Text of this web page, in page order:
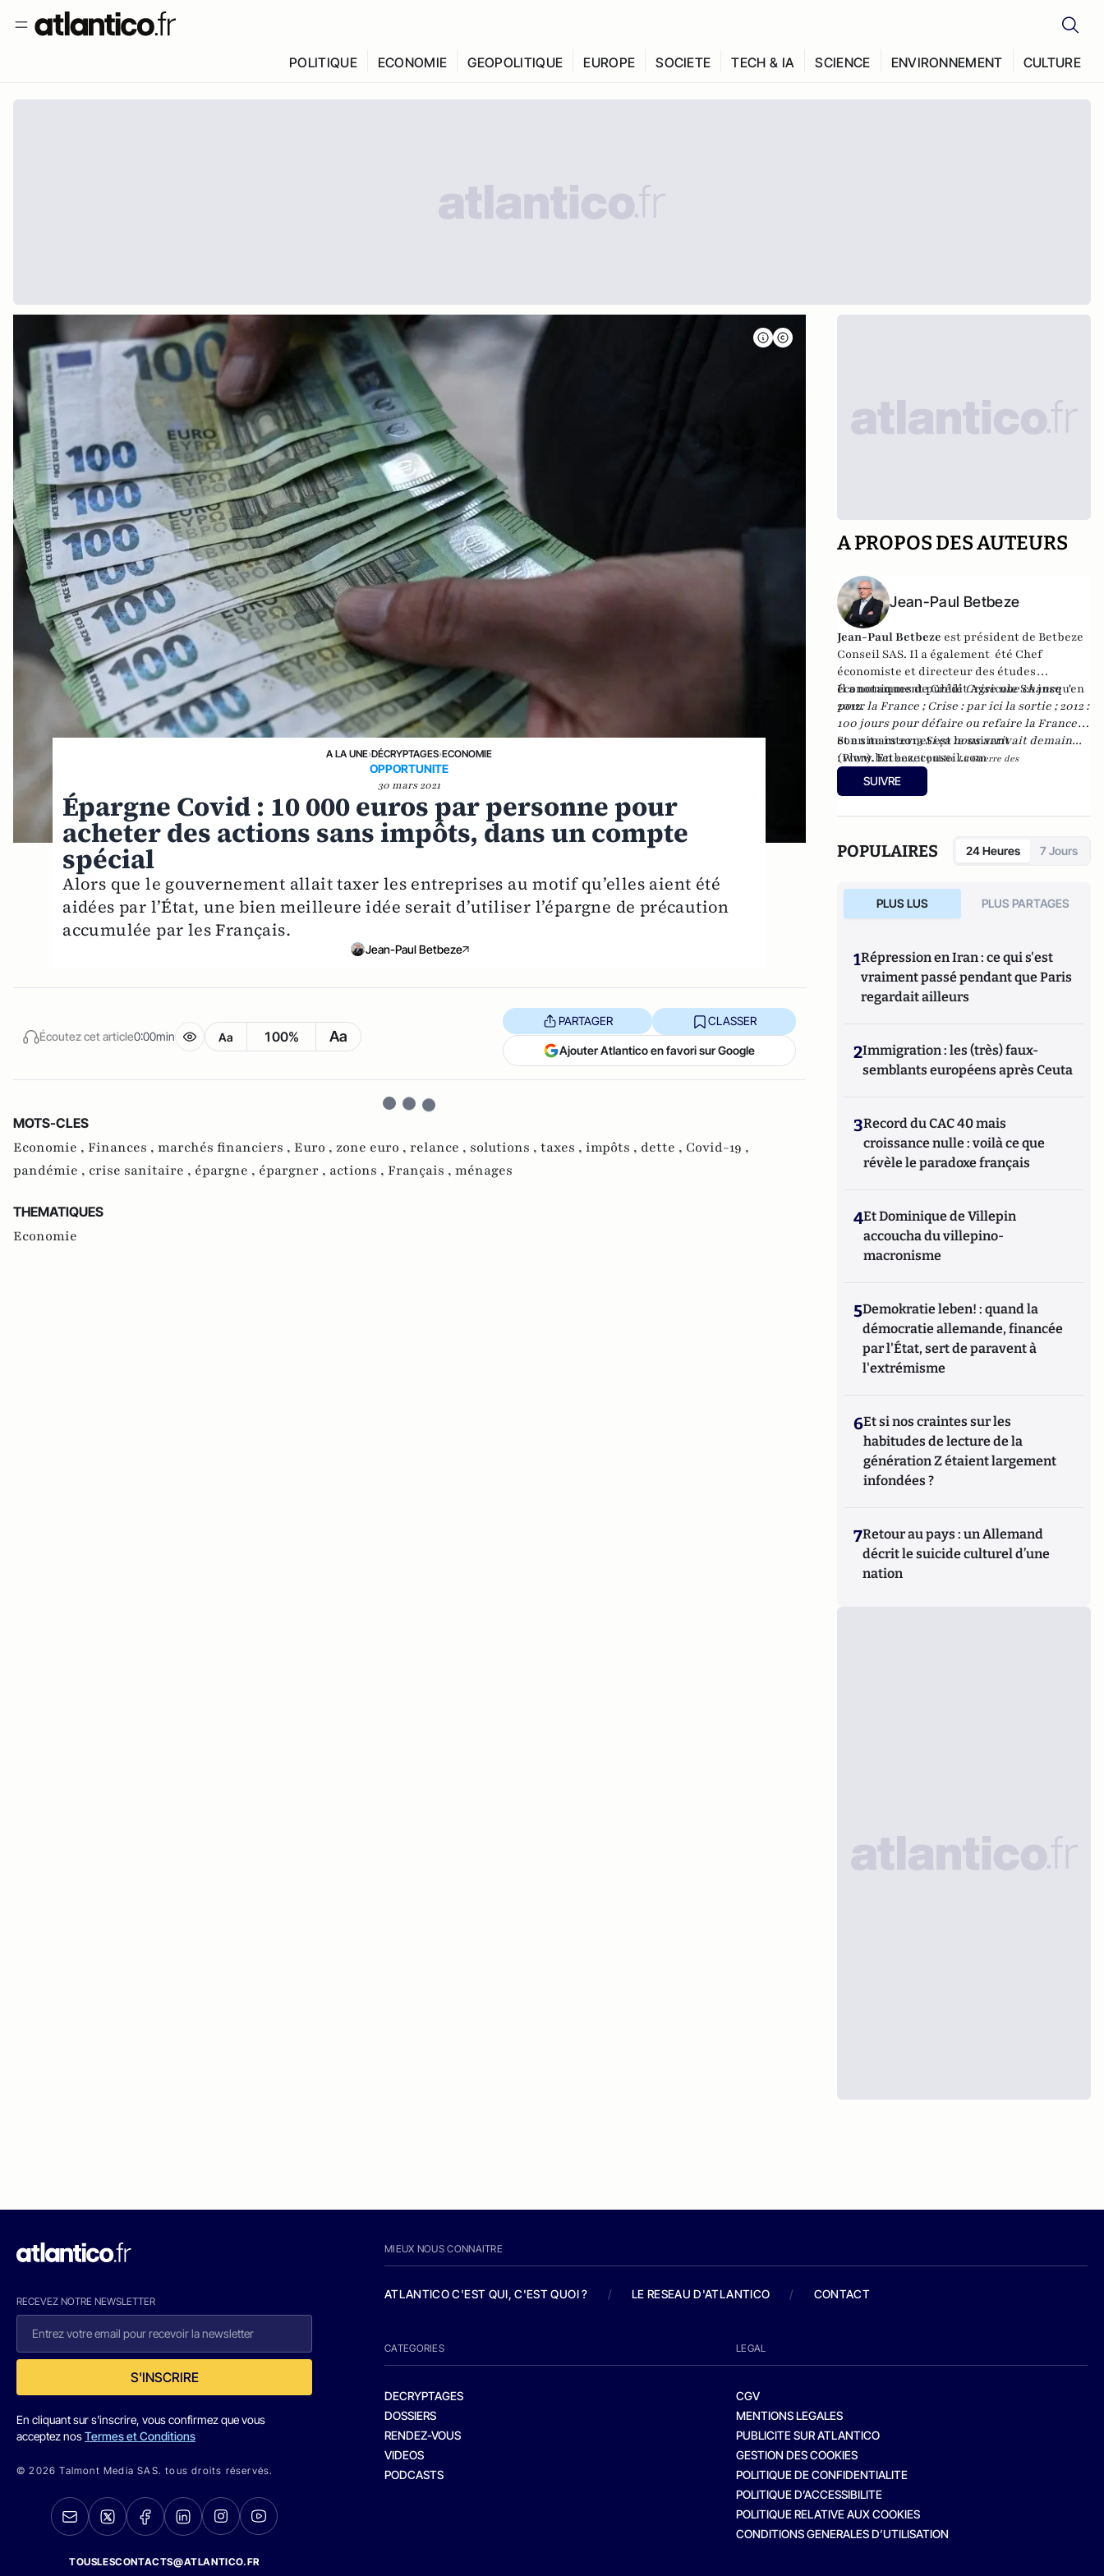
POLITIQUE ECONOMIE GEOPOLITIQUE EUROPE SOCIETE TECH & IA SCIENCE ENVIRONNEMENT CULTURE
A LA UNE›DÉCRYPTAGES›ECONOMIE
OPPORTUNITE
30 mars 2021
Épargne Covid : 10 000 euros par personne pour
acheter des actions sans impôts, dans un compte
spécial
Alors que le gouvernement allait taxer les entreprises au motif qu’elles aient été
aidées par l’État, une bien meilleure idée serait d’utiliser l’épargne de précaution
accumulée par les Français.
Jean-Paul Betbeze
Écoutez cet article0:00min Aa 100% Aa
PARTAGER CLASSER
Ajouter Atlantico en favori sur Google
MOTS-CLES
Economie , Finances , marchés financiers , Euro , zone euro , relance , solutions , taxes , impôts , dette , Covid-19 ,
pandémie , crise sanitaire , épargne , épargner , actions , Français , ménages
THEMATIQUES
Economie
A PROPOS DES AUTEURS
Jean-Paul Betbeze
Jean-Paul Betbeze est président de Betbeze
Conseil SAS. Il a également été Chef
économiste et directeur des études
économiques de Crédit Agricole SA jusqu'en
2012.
Il a notamment publiéCrise une chance
pour la France ;Crise : par ici la sortie ;2012 :
100 jours pour défaire ou refaire la France,
et en mars 2013Si ça nous arrivait demain...
(Plon). En2016, il publieLa Guerre des
Mondialisations
France, ce malade imaginaire" chez le même
Son site internet est le suivant
:www.betbezeconseil.com
SUIVRE
POPULAIRES 24 Heures 7 Jours
PLUS LUS PLUS PARTAGES
1Répression en Iran : ce qui s'est
vraiment passé pendant que Paris
regardait ailleurs
2Immigration : les (très) faux-
semblants européens après Ceuta
3Record du CAC 40 mais
croissance nulle : voilà ce que
révèle le paradoxe français
4Et Dominique de Villepin
accoucha du villepino-
macronisme
5Demokratie leben! : quand la
démocratie allemande, financée
par l'État, sert de paravent à
l'extrémisme
6Et si nos craintes sur les
habitudes de lecture de la
génération Z étaient largement
infondées ?
7Retour au pays : un Allemand
décrit le suicide culturel d’une
nation
RECEVEZ NOTRE NEWSLETTER
S'INSCRIRE
En cliquant sur s'inscrire, vous confirmez que vous
acceptez nosTermes et Conditions
© 2026 Talmont Media SAS. tous droits réservés.
TOUSLESCONTACTS@ATLANTICO.FR
MIEUX NOUS CONNAITRE
ATLANTICO C'EST QUI, C'EST QUOI ? / LE RESEAU D'ATLANTICO / CONTACT
CATEGORIES
DECRYPTAGES
DOSSIERS
RENDEZ-VOUS
VIDEOS
PODCASTS
LEGAL
CGV
MENTIONS LEGALES
PUBLICITE SUR ATLANTICO
GESTION DES COOKIES
POLITIQUE DE CONFIDENTIALITE
POLITIQUE D’ACCESSIBILITE
POLITIQUE RELATIVE AUX COOKIES
CONDITIONS GENERALES D’UTILISATION